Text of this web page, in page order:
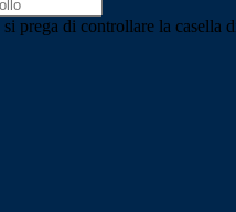
prega di controllare la casella